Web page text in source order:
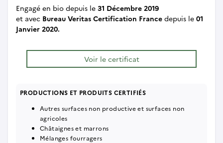
Engagé en bio depuis le 31 Décembre 2019
et avec Bureau Veritas Certification France depuis le 01
Janvier 2020.
Voir le certificat
PRODUCTIONS ET PRODUITS CERTIFIÉS
Autres surfaces non productive et surfaces non
agricoles
Châtaignes et marrons
Mélanges fourragers